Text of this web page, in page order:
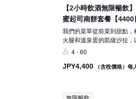
【2小時飲酒無限暢飲
蜜起司南餅套餐【4400
我們的菜單從前菜到甜點
火腿和溫泉蛋的凱薩沙拉
等，都是廚師的拿手好菜。
和季節性甜點。我們衷心期
4 - 60
JPY4,400 （含稅價格）每